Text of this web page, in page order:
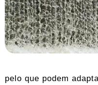
pelo que podem